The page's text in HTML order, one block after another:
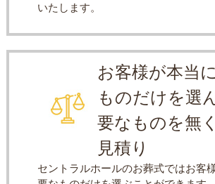
いたします。
お客様が本当
ものだけを選
要なものを無
見積り
セントラルホールのお葬式ではお客